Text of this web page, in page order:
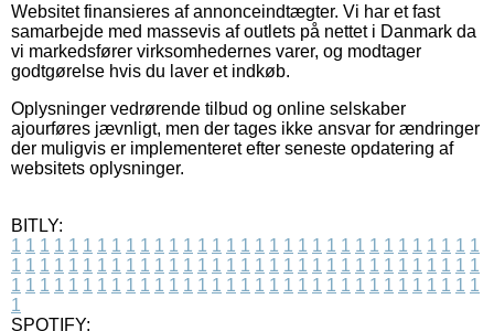
Websitet finansieres af annonceindtægter. Vi har et fast
samarbejde med massevis af outlets på nettet i Danmark da
vi markedsfører virksomhedernes varer, og modtager
godtgørelse hvis du laver et indkøb.
Oplysninger vedrørende tilbud og online selskaber
ajourføres jævnligt, men der tages ikke ansvar for ændringer
der muligvis er implementeret efter seneste opdatering af
websitets oplysninger.
BITLY:
1 1 1 1 1 1 1 1 1 1 1 1 1 1 1 1 1 1 1 1 1 1 1 1 1 1 1 1 1 1 1 1 1
1 1 1 1 1 1 1 1 1 1 1 1 1 1 1 1 1 1 1 1 1 1 1 1 1 1 1 1 1 1 1 1 1
1 1 1 1 1 1 1 1 1 1 1 1 1 1 1 1 1 1 1 1 1 1 1 1 1 1 1 1 1 1 1 1 1
1
SPOTIFY: